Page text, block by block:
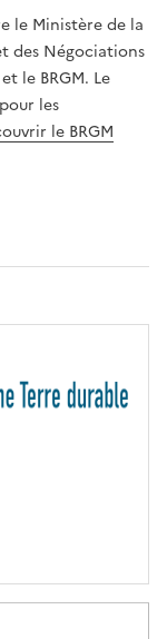
le Ministère de la
des Négociations
le BRGM. Le
les
le BRGM